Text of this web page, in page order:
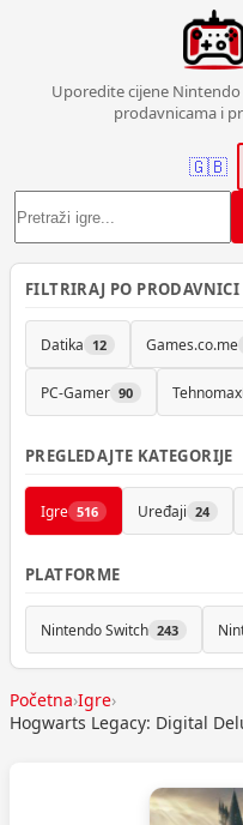
Uporedite cijene
prodavnicama i
🇬🇧
FILTRIRAJ PO PRODAVNICI
Datika 12 Games.co.me
PC-Gamer 90 Tehnomax
PREGLEDAJTE KATEGORIJE
Igre 516 Uređaji 24
PLATFORME
Nintendo Switch 243
Početna›Igre›
Hogwarts Legacy: Digital